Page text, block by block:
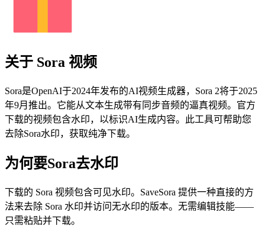
关于 Sora 视频
Sora是OpenAI于2024年发布的AI视频生成器，Sora 2将于2025
年9月推出。它能从文本生成带有同步音频的逼真视频。官方
下载的视频包含水印，以标识AI生成内容。此工具可帮助您
去除Sora水印，获取纯净下载。
为何要Sora去水印
下载的 Sora 视频包含可见水印。SaveSora 提供一种直接的方
法来去除 Sora 水印并访问无水印的版本。无需编辑技能——
只需粘贴并下载。